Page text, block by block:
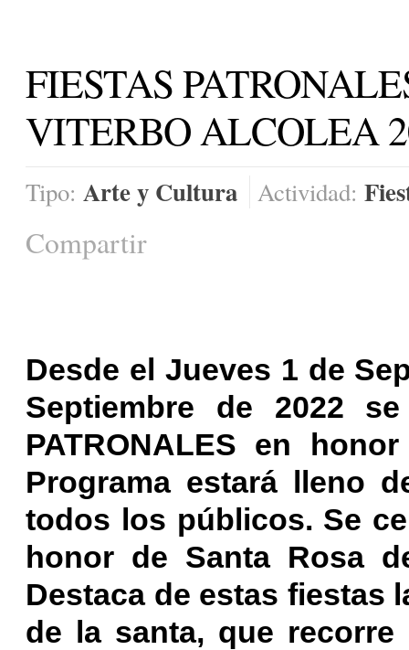
FIESTAS
VITERBO ALCOLEA
Tipo: Arte y Cultura Actividad:
Compartir
Desde el Jueves 1 de
Septiembre de 2022
PATRONALES en
Programa estará lleno
todos los públicos. Se
honor de Santa Rosa
Destaca de estas fiestas
de la santa, que